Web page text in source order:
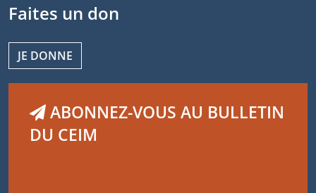
Faites un don
JE DONNE
ABONNEZ-VOUS AU BULLETIN
DU CEIM